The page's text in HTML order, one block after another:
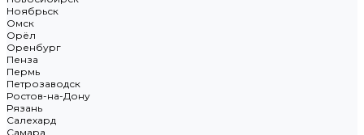
Ноябрьск
Омск
Орёл
Оренбург
Пенза
Пермь
Петрозаводск
Ростов-на-Дону
Рязань
Салехард
Самара